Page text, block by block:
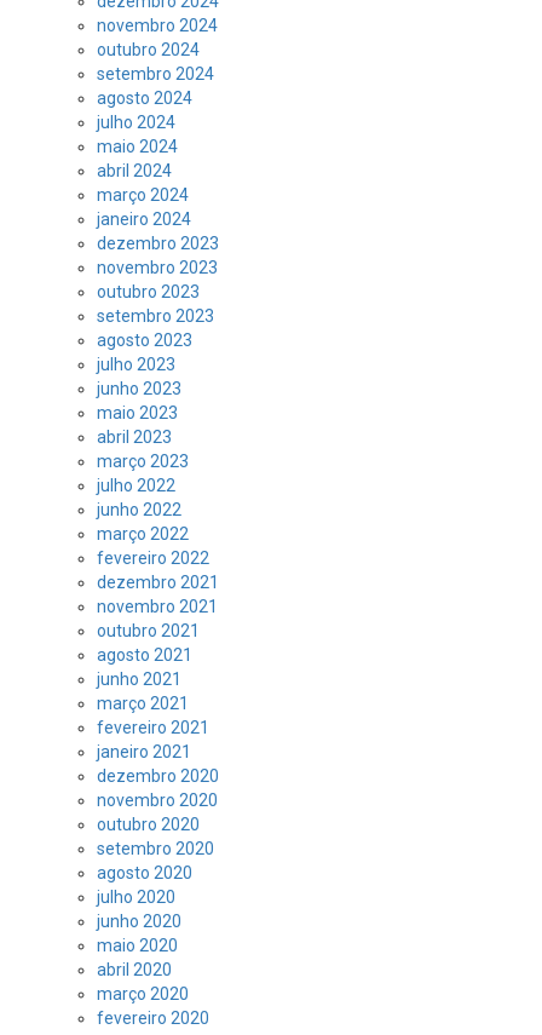
novembro 2024
outubro 2024
setembro 2024
agosto 2024
julho 2024
maio 2024
abril 2024
março 2024
janeiro 2024
dezembro 2023
novembro 2023
outubro 2023
setembro 2023
agosto 2023
julho 2023
junho 2023
maio 2023
abril 2023
março 2023
julho 2022
junho 2022
março 2022
fevereiro 2022
dezembro 2021
novembro 2021
outubro 2021
agosto 2021
junho 2021
março 2021
fevereiro 2021
janeiro 2021
dezembro 2020
novembro 2020
outubro 2020
setembro 2020
agosto 2020
julho 2020
junho 2020
maio 2020
abril 2020
março 2020
fevereiro 2020